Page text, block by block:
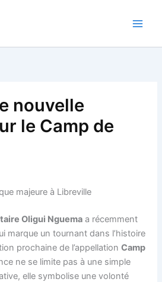
nouvelle
le Camp de
majeure à Libreville
Oligui Nguema a récemment
marque un tournant dans l’histoire
prochaine de l’appellationCamp
ne se limite pas à une simple
elle symbolise une volonté